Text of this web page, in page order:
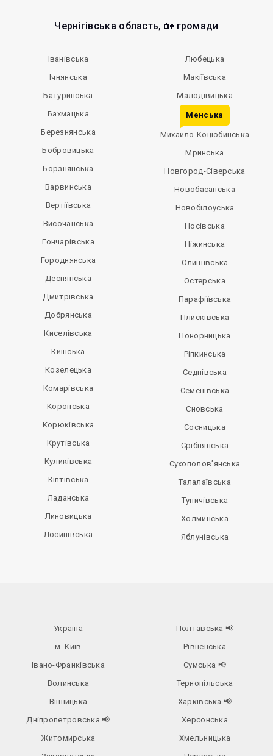
Чернігівська область, 🏡 громади
Іванівська
Ічнянська
Батуринська
Бахмацька
Березнянська
Бобровицька
Борзнянська
Варвинська
Вертіївська
Височанська
Гончарівська
Городнянська
Деснянська
Дмитрівська
Добрянська
Киселівська
Киїнська
Козелецька
Комарівська
Коропська
Корюківська
Крутівська
Куликівська
Кіптівська
Ладанська
Линовицька
Лосинівська
Любецька
Макіївська
Малодівицька
Менська
Михайло-Коцюбинська
Мринська
Новгород-Сіверська
Новобасанська
Новобілоуська
Носівська
Ніжинська
Олишівська
Остерська
Парафіївська
Плисківська
Понорницька
Ріпкинська
Седнівська
Семенівська
Сновська
Сосницька
Срібнянська
Сухополов’янська
Талалаївська
Тупичівська
Холминська
Яблунівська
Україна
м. Київ
Івано-Франківська
Волинська
Вінницька
Дніпропетровська📢
Житомирська
Полтавська 📢
Рівненська
Сумська 📢
Тернопільська
Харківська 📢
Херсонська
Хмельницька